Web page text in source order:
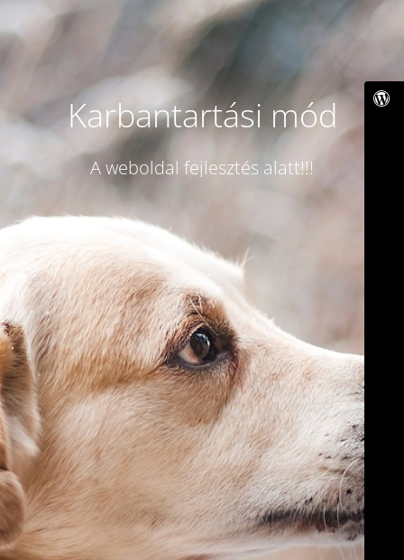
Karbantartási mód
A weboldal fejlesztés alatt!!!